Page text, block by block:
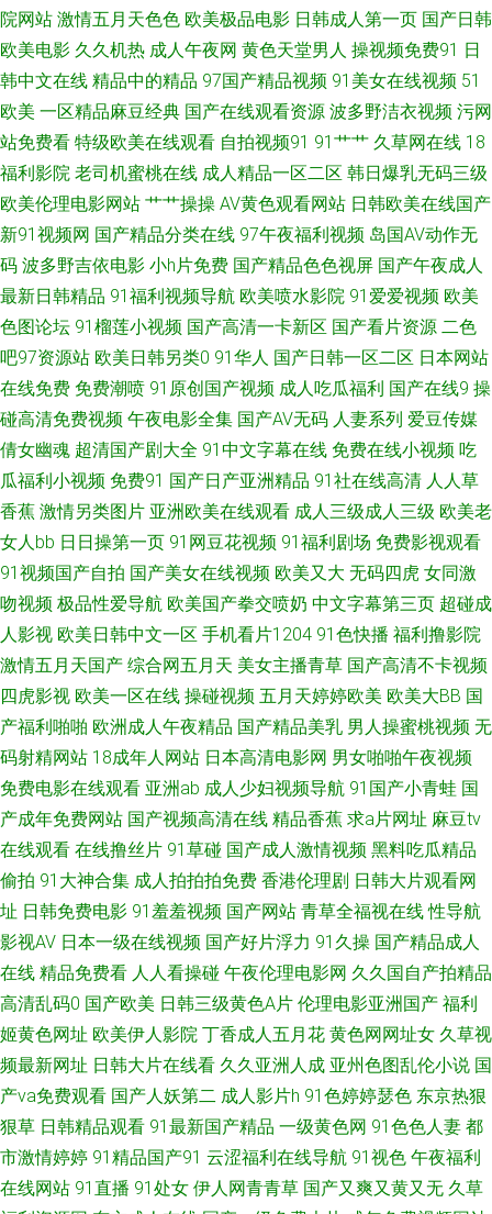
啪免费网址 草草射AV 九九热艹 色五月影音综合 91传媒福利色 91最新播放
地址 高清自慰成人 免费欧美妈妈A片 婷婷丁香激情色情 91国产夜色猫 91影
音资源 国产青青香蕉在线91 免费的黄页亚洲 日韩新网片 尤物视频在线观看
一区 91综合视频在线播放 国产亚洲欧美成人 日韩精品国产乱码久 91超碰在
线人人操 91在线艹精品 东京热综合婷婷91 九色熟女 人妻亚洲一区二区三区
91传媒在线观看网站大全 97国产在线 黄色天堂啪啪 欧美首页国产 午夜剧场
欧洲A片 91传媒在线免费 国产精品人人操 亚洲区少妇婷婷 91免费国视频 成
人做爱在线 久久婷导航 色呦呦丁香十月 91ncom指南 91色桃 不卡AV电影网
老湿机福利影院 91豆花性福生活 91熊猫免费看黄 东方aⅴ影库 久久欧美午夜
网站 欧美偷拍专区 亚洲色图90p 91熟女露脸 豆花视频网站免费吃瓜 久久精
品只有18岁 日韩资源网址 在线超碰91 91视频91啪啪 超碰人人草 91福利姬
在线观看网 成人永久 美女黄久久 五月天综合色图 91九色泉州论坛 AV激情天
堂 国产有码在线 青青草福利视频导航 91l视频 国产精品密久久 欧美永久免
费aⅴ 91N丝袜 草艹91 九九视频1国 色打炮在线免费视频 91tvcoo永久免费
91午夜成人 豆花官网进入免费吃瓜 日韩超碰在线 91福利姬影院 97人妻资源
总 国产伪娘在线 欧美日本三级伦理日本 中文字幕日韩精品人妻 91网在线看
福利看片网av 日韩精品中 91福利社迅雷 三级片男人的天堂 精品国产精品四
区 日韩无码123 51福利吧com 91自尉 国产情侣肏屄视频 欧女日b 91国产精
品女上位 福利网址在线 人妖自慰伪娘视频 91抖音官网 97福利啦 老司机激情
网 婷婷导航 91国产福利 操操AV影音 久草成人网 在线看片网站 阿v电影 久草
社区 三级免费网址 91白丝操 wwwprontv6 加加性爱视频 先锋影音AV资源网
院网站 激情五月天色色 欧美极品电影 日韩成人第一页 国产日韩
欧美电影 久久机热 成人午夜网 黄色天堂男人 操视频免费91 日
韩中文在线 精品中的精品 97国产精品视频 91美女在线视频 51
欧美 一区精品麻豆经典 国产在线观看资源 波多野洁衣视频 污网
站免费看 特级欧美在线观看 自拍视频91 91艹艹 久草网在线 18
福利影院 老司机蜜桃在线 成人精品一区二区 韩日爆乳无码三级
欧美伦理电影网站 艹艹操操 AV黄色观看网站 日韩欧美在线国产
新91视频网 国产精品分类在线 97午夜福利视频 岛国AV动作无
码 波多野吉依电影 小h片免费 国产精品色色视屏 国产午夜成人
最新日韩精品 91福利视频导航 欧美喷水影院 91爱爱视频 欧美
色图论坛 91榴莲小视频 国产高清一卡新区 国产看片资源 二色
吧97资源站 欧美日韩另类0 91华人 国产日韩一区二区 日本网站
在线免费 免费潮喷 91原创国产视频 成人吃瓜福利 国产在线9 操
碰高清免费视频 午夜电影全集 国产AV无码 人妻系列 爱豆传媒
倩女幽魂 超清国产剧大全 91中文字幕在线 免费在线小视频 吃
瓜福利小视频 免费91 国产日产亚洲精品 91社在线高清 人人草
香蕉 激情另类图片 亚洲欧美在线观看 成人三级成人三级 欧美老
女人bb 日日操第一页 91网豆花视频 91福利剧场 免费影视观看
91视频国产自拍 国产美女在线视频 欧美又大 无码四虎 女同激
吻视频 极品性爱导航 欧美国产拳交喷奶 中文字幕第三页 超碰成
人影视 欧美日韩中文一区 手机看片1204 91色快播 福利撸影院
激情五月天国产 综合网五月天 美女主播青草 国产高清不卡视频
四虎影视 欧美一区在线 操碰视频 五月天婷婷欧美 欧美大BB 国
产福利啪啪 欧洲成人午夜精品 国产精品美乳 男人操蜜桃视频 无
码射精网站 18成年人网站 日本高清电影网 男女啪啪午夜视频
免费电影在线观看 亚洲ab 成人少妇视频导航 91国产小青蛙 国
产成年免费网站 国产视频高清在线 精品香蕉 求a片网址 麻豆tv
在线观看 在线撸丝片 91草碰 国产成人激情视频 黑料吃瓜精品
偷拍 91大神合集 成人拍拍拍免费 香港伦理剧 日韩大片观看网
址 日韩免费电影 91羞羞视频 国产网站 青草全福视在线 性导航
影视AV 日本一级在线视频 国产好片浮力 91久操 国产精品成人
在线 精品免费看 人人看操碰 午夜伦理电影网 久久国自产拍精品
高清乱码0 国产欧美 日韩三级黄色A片 伦理电影亚洲国产 福利
姬黄色网址 欧美伊人影院 丁香成人五月花 黄色网网址女 久草视
频最新网址 日韩大片在线看 久久亚洲人成 亚州色图乱伦小说 国
产va免费观看 国产人妖第二 成人影片h 91色婷婷瑟色 东京热狠
狠草 日韩精品观看 91最新国产精品 一级黄色网 91色色人妻 都
市激情婷婷 91精品国产91 云涩福利在线导航 91视色 午夜福利
在线网站 91直播 91处女 伊人网青青草 国产又爽又黄又无 久草